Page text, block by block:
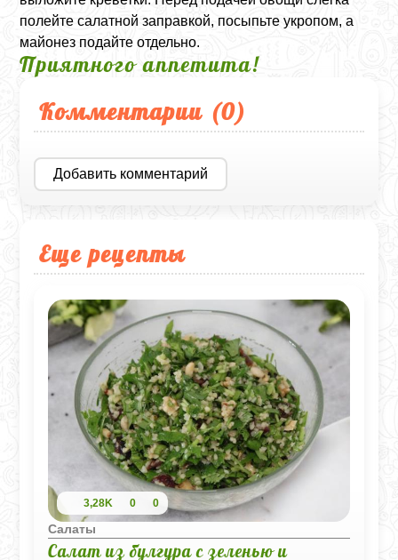
полейте салатной заправкой, посыпьте укропом, а
майонез подайте отдельно.
Приятного аппетита!
Комментарии (0)
Добавить комментарий
Еще рецепты
3,28K 0 0
Салаты
Салат из булгура с зеленью и